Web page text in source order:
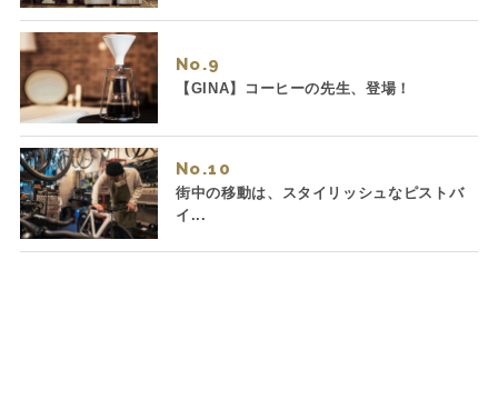
No.
【GINA】コーヒーの先生、登場！
No.
街中の移動は、スタイリッシュなピストバ
イ...